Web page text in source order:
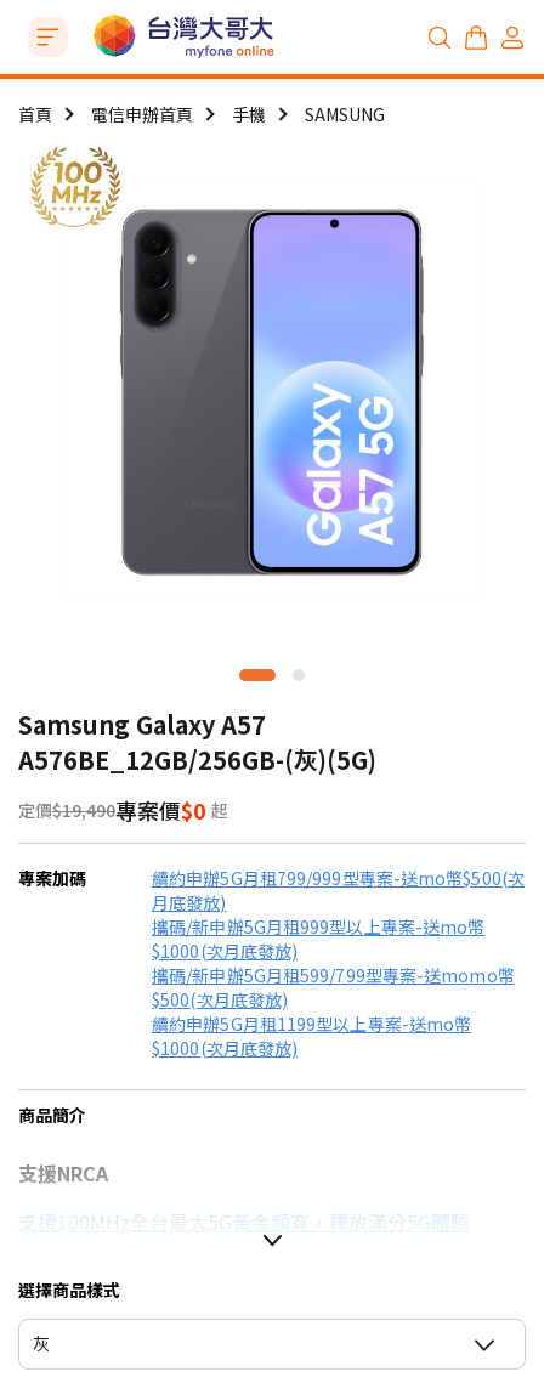
首頁 電信申辦首頁 手機 SAMSUNG
Samsung Galaxy A57
A576BE_12GB/256GB-(灰)(5G)
定價$19,490專案價$0 起
專案加碼
續約申辦5G月租799/999型專案-送mo幣$500(次
月底發放)
攜碼/新申辦5G月租999型以上專案-送mo幣
$1000(次月底發放)
攜碼/新申辦5G月租599/799型專案-送momo幣
$500(次月底發放)
續約申辦5G月租1199型以上專案-送mo幣
$1000(次月底發放)
商品簡介
支援NRCA
支援100MHz全台最大5G黃金頻寬，釋放滿分5G體驗
信用卡優惠
台灣大哥大Open Possible聯名卡最高回饋2%
選擇商品樣式
灰